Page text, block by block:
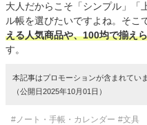
大人だからこそ「シンプル」「
ル帳を選びたいですよね。そこ
える人気商品や、100均で揃え
す。
本記事はプロモーションが含まれてい
（公開日2025年10月01日）
#ノート・手帳・カレンダー #文具